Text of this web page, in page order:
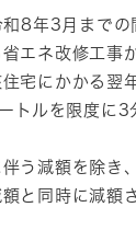
8年3月までの
エネ改修工事
宅にかかる翌
トルを限度に3
う減額を除き
と同時に減額